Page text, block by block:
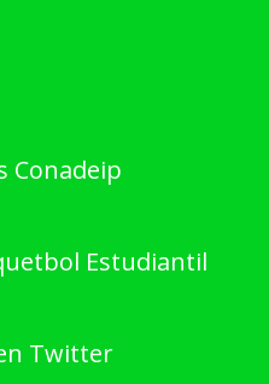
Conadeip
Estudiantil
Twitter